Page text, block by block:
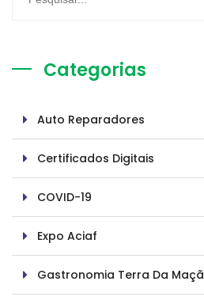
Categorias
Auto Reparadores
Certificados Digitais
COVID-19
Expo Aciaf
Gastronomia Terra Da Maçã